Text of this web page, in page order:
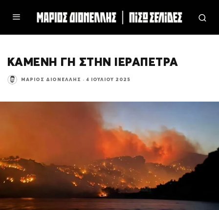
ΚΑΜΕΝΗ ΓΗ ΣΤΗΝ ΙΕΡΑΠΕΤΡΑ
ΜΆΡΙΟΣ ΔΙΟΝΈΛΛΗΣ · 4 ΙΟΥΛΊΟΥ 2025